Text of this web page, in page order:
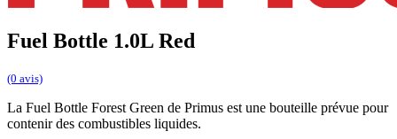
Fuel Bottle 1.0L Red
(0 avis)
La Fuel Bottle Forest Green de Primus est une bouteille prévue pour
contenir des combustibles liquides.